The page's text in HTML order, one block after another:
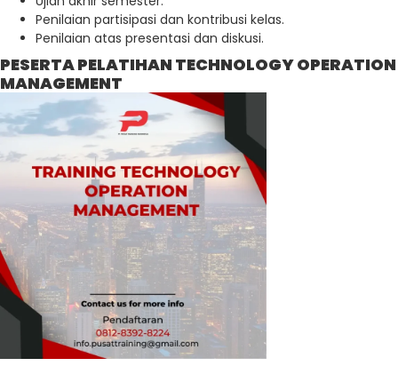
Penilaian partisipasi dan kontribusi kelas.
Penilaian atas presentasi dan diskusi.
PESERTA PELATIHAN TECHNOLOGY OPERATION
MANAGEMENT